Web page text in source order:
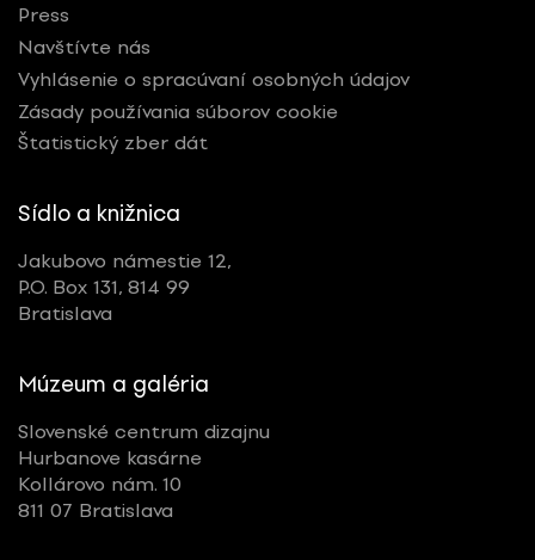
Press
Navštívte nás
Vyhlásenie o spracúvaní osobných údajov
Zásady používania súborov cookie
Štatistický zber dát
Sídlo a knižnica
Jakubovo námestie 12,
P.O. Box 131, 814 99
Bratislava
Múzeum a galéria
Slovenské centrum dizajnu
Hurbanove kasárne
Kollárovo nám. 10
811 07 Bratislava